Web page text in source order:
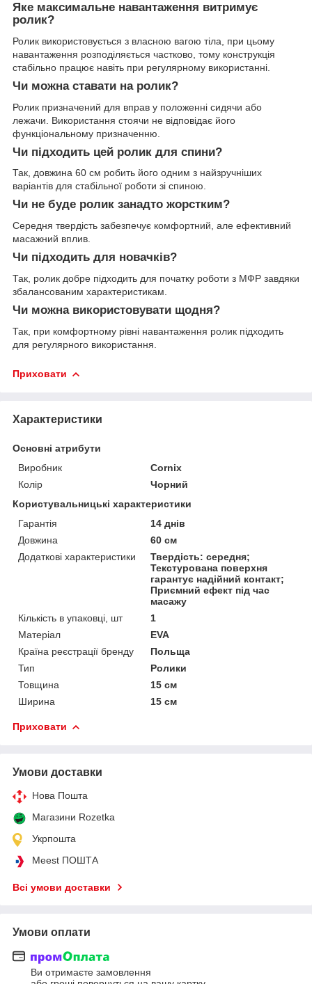
Яке максимальне навантаження витримує
ролик?
Ролик використовується з власною вагою тіла, при цьому
навантаження розподіляється частково, тому конструкція
стабільно працює навіть при регулярному використанні.
Чи можна ставати на ролик?
Ролик призначений для вправ у положенні сидячи або
лежачи. Використання стоячи не відповідає його
функціональному призначенню.
Чи підходить цей ролик для спини?
Так, довжина 60 см робить його одним з найзручніших
варіантів для стабільної роботи зі спиною.
Чи не буде ролик занадто жорстким?
Середня твердість забезпечує комфортний, але ефективний
масажний вплив.
Чи підходить для новачків?
Так, ролик добре підходить для початку роботи з МФР завдяки
збалансованим характеристикам.
Чи можна використовувати щодня?
Так, при комфортному рівні навантаження ролик підходить
для регулярного використання.
Приховати
Характеристики
Основні атрибути
Виробник
Cornix
Колір
Чорний
Користувальницькі характеристики
Гарантія
14 днів
Довжина
60 см
Додаткові характеристики
Твердість: середня;
Текстурована поверхня
гарантує надійний контакт;
Приємний ефект під час
масажу
Кількість в упаковці, шт
1
Матеріал
EVA
Країна реєстрації бренду
Польща
Тип
Ролики
Товщина
15 см
Ширина
15 см
Приховати
Умови доставки
Нова Пошта
Магазини Rozetka
Укрпошта
Meest ПОШТА
Всі умови доставки
Умови оплати
Ви отримаєте замовлення